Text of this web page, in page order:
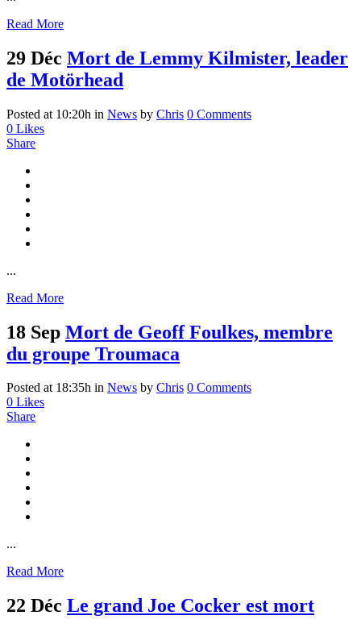
Read More
29 Déc Mort de Lemmy Kilmister, leader
de Motörhead
Posted at 10:20h in News by Chris 0 Comments
0 Likes
Share
...
Read More
18 Sep Mort de Geoff Foulkes, membre
du groupe Troumaca
Posted at 18:35h in News by Chris 0 Comments
0 Likes
Share
...
Read More
22 Déc Le grand Joe Cocker est mort